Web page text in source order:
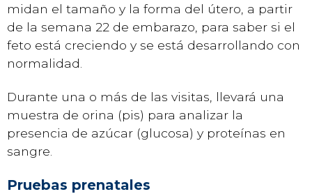
midan el tamaño y la forma del útero, a partir
de la semana 22 de embarazo, para saber si el
feto está creciendo y se está desarrollando con
normalidad.
Durante una o más de las visitas, llevará una
muestra de orina (pis) para analizar la
presencia de azúcar (glucosa) y proteínas en
sangre.
Pruebas prenatales